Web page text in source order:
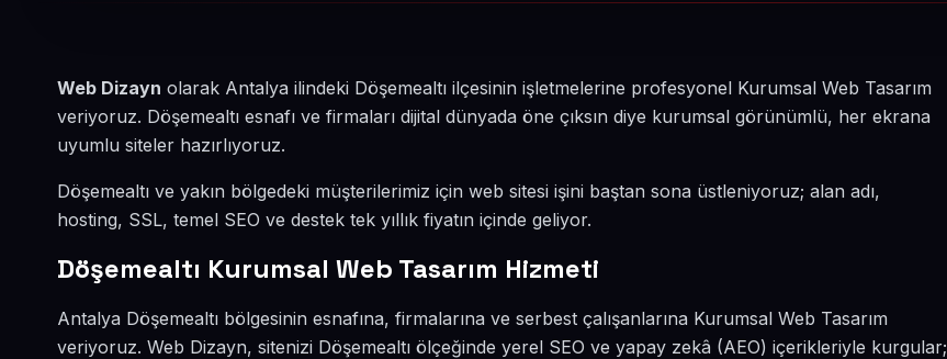
Web Dizayn olarak Antalya ilindeki Döşemealtı ilçesinin işletmelerine profesyonel Kurumsal Web Tasarım
veriyoruz. Döşemealtı esnafı ve firmaları dijital dünyada öne çıksın diye kurumsal görünümlü, her ekrana
uyumlu siteler hazırlıyoruz.
Döşemealtı ve yakın bölgedeki müşterilerimiz için web sitesi işini baştan sona üstleniyoruz; alan adı,
hosting, SSL, temel SEO ve destek tek yıllık fiyatın içinde geliyor.
Döşemealtı Kurumsal Web Tasarım Hizmeti
Antalya Döşemealtı bölgesinin esnafına, firmalarına ve serbest çalışanlarına Kurumsal Web Tasarım
veriyoruz. Web Dizayn, sitenizi Döşemealtı ölçeğinde yerel SEO ve yapay zekâ (AEO) içerikleriyle kurgular;